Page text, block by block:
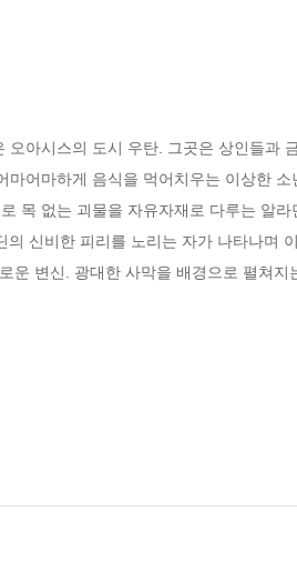
아시스의 도시 우탄. 그곳은 상인들과
어마하게 음식을 먹어치우는 이상한 소
목 없는 괴물을 자유자재로 다루는 알라
신비한 피리를 노리는 자가 나타나며
운 변신. 광대한 사막을 배경으로 펼쳐